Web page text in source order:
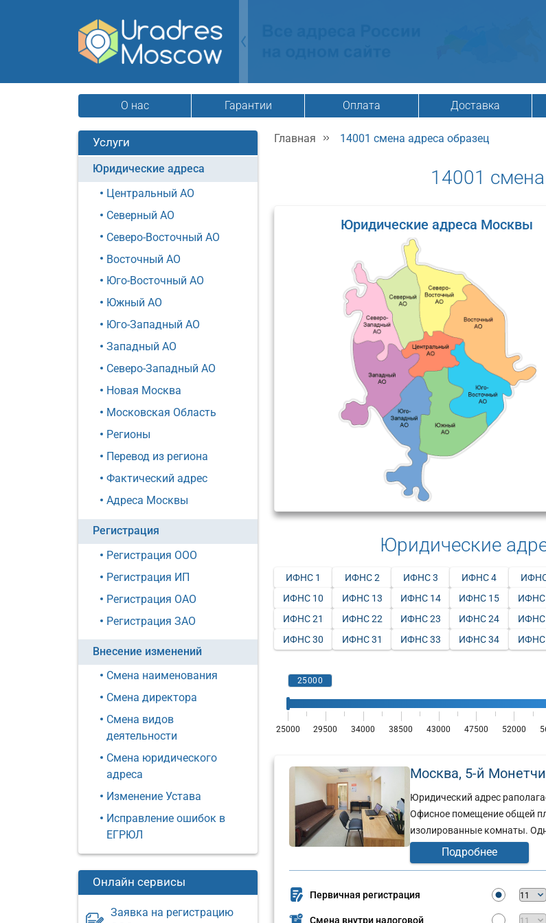
О нас Гарантии Оплата Доставка
Услуги
Юридические адреса
Центральный АО
Северный АО
Северо-Восточный АО
Восточный АО
Юго-Восточный АО
Южный АО
Юго-Западный АО
Западный АО
Северо-Западный АО
Новая Москва
Московская Область
Регионы
Перевод из региона
Фактический адрес
Адреса Москвы
Регистрация
Регистрация ООО
Регистрация ИП
Регистрация ОАО
Регистрация ЗАО
Внесение изменений
Смена наименования
Смена директора
Смена видов
деятельности
Смена юридического
адреса
Изменение Устава
Исправление ошибок в
ЕГРЮЛ
Онлайн сервисы
Заявка на регистрацию
Главная 14001 смена адреса образец
14001
Юридические адреса Москвы
Юридические
ИФНС 1 ИФНС 2 ИФНС 3 ИФНС 4
ИФНС 10
ИФНС 13 ИФНС 14 ИФНС 15 ИФНС
ИФНС 21
ИФНС 22 ИФНС 23 ИФНС 24 ИФНС
ИФНС 30
ИФНС 31 ИФНС 33 ИФНС 34 ИФНС
Москва, 5-й
Юридический адрес
Офисное помещение общей
изолированные комнаты.
Подробнее
Первичная регистрация
Смена внутри налоговой